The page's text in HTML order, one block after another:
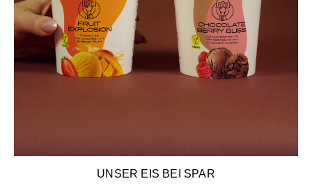
UNSER EIS BEI SPAR